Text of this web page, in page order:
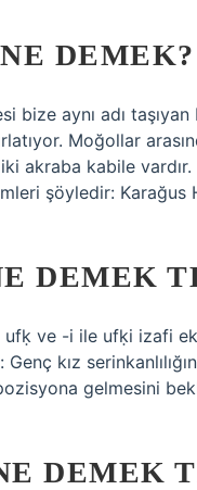
DEMEK?
bize aynı adı
Moğollar
iki akraba kabile vardır.
şöyledir: Karağus
DEMEK
kız
gelmesini
DEMEK